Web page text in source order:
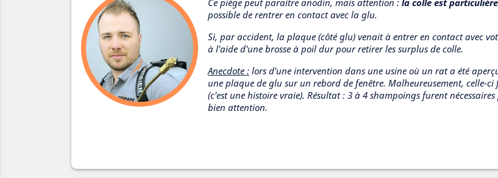
Ce piège peut paraitre anodin, mais attention : la colle est
possible de rentrer en contact avec la glu.
Si, par accident, la plaque (côté glu) venait à entrer en contact avec
à l'aide d'une brosse à poil dur pour retirer les surplus de colle.
Anecdote : lors d'une intervention dans une usine où un rat a été
une plaque de glu sur un rebord de fenêtre. Malheureusement, celle-
(c'est une histoire vraie). Résultat : 3 à 4 shampoings furent
bien attention.